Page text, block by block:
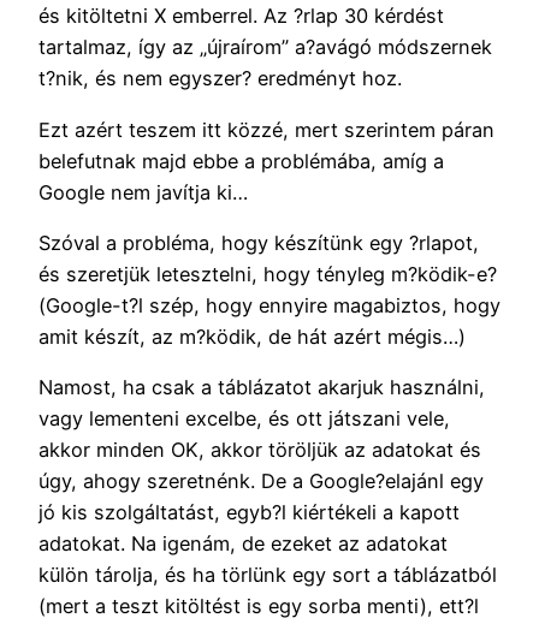
és kitöltetni X emberrel. Az ?rlap 30 kérdést
tartalmaz, így az „újraírom” a?avágó módszernek
t?nik, és nem egyszer? eredményt hoz.
Ezt azért teszem itt közzé, mert szerintem páran
belefutnak majd ebbe a problémába, amíg a
Google nem javítja ki…
Szóval a probléma, hogy készítünk egy ?rlapot,
és szeretjük letesztelni, hogy tényleg m?ködik-e?
(Google-t?l szép, hogy ennyire magabiztos, hogy
amit készít, az m?ködik, de hát azért mégis…)
Namost, ha csak a táblázatot akarjuk használni,
vagy lementeni excelbe, és ott játszani vele,
akkor minden OK, akkor töröljük az adatokat és
úgy, ahogy szeretnénk. De a Google?elajánl egy
jó kis szolgáltatást, egyb?l kiértékeli a kapott
adatokat. Na igenám, de ezeket az adatokat
külön tárolja, és ha törlünk egy sort a táblázatból
(mert a teszt kitöltést is egy sorba menti), ett?l